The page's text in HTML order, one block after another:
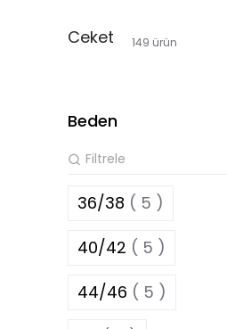
Ceket 149 ürün
Beden
36/38 ( 5 )
40/42 ( 5 )
44/46 ( 5 )